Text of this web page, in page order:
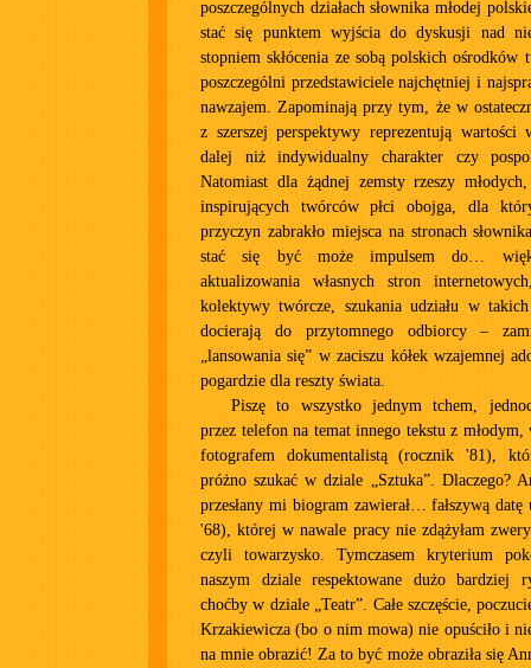
poszczególnych działach słownika młodej
stać się punktem wyjścia do dyskusji nad
stopniem skłócenia ze sobą polskich ośrodków
poszczególni przedstawiciele najchętniej i
nawzajem. Zapominają przy tym, że w
z szerszej perspektywy reprezentują wartości
dalej niż indywidualny charakter czy
Natomiast dla żądnej zemsty rzeszy
inspirujących twórców płci obojga, dla
przyczyn zabrakło miejsca na stronach
stać się być może impulsem do…
aktualizowania własnych stron
kolektywy twórcze, szukania udziału w
docierają do przytomnego odbiorcy –
„lansowania się” w zaciszu kółek wzajemnej
pogardzie dla reszty świata.
Piszę to wszystko jednym tchem,
przez telefon na temat innego tekstu z
fotografem dokumentalistą (rocznik '81),
próżno szukać w dziale „Sztuka”. Dlaczego?
przesłany mi biogram zawierał… fałszywą
'68), której w nawale pracy nie zdążyłam
czyli towarzysko. Tymczasem kryterium
naszym dziale respektowane dużo bardziej
choćby w dziale „Teatr”. Całe szczęście,
Krzakiewicza (bo o nim mowa) nie opuściło i
na mnie obrazić! Za to być może obraziła się